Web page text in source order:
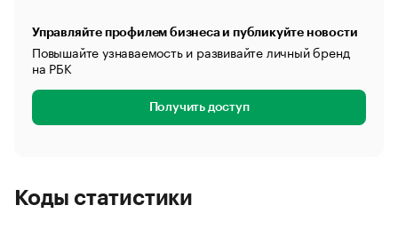
Управляйте профилем бизнеса и публикуйте новости
Повышайте узнаваемость и развивайте личный бренд
на РБК
Получить доступ
Коды статистики